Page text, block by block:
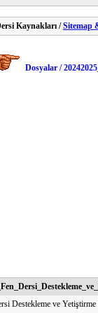
Kaynakları /Sitemap
Dosyalar /
Destekleme ve